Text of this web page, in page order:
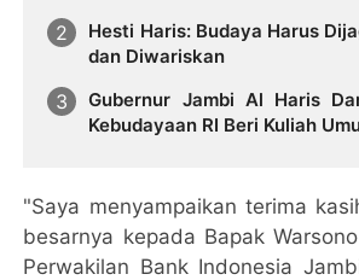
Hesti Haris: Budaya Harus
dan Diwariskan
Gubernur Jambi Al Haris
Kebudayaan RI Beri Kuliah
"Saya menyampaikan terima
besarnya kepada Bapak
Perwakilan Bank Indonesia